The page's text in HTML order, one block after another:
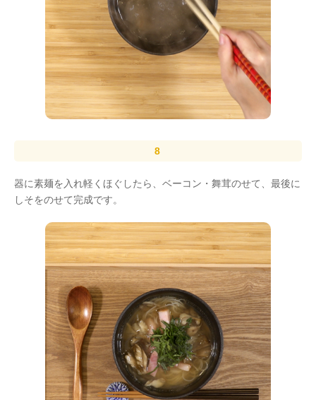
器に素麺を入れ軽くほぐしたら、ベーコン・舞茸のせて、最後に
しそをのせて完成です。